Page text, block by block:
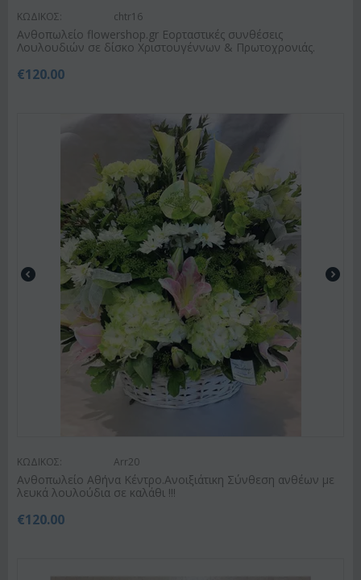
ΚΩΔΙΚΟΣ: chtr16
Ανθοπωλείο flowershop.gr Εορταστικές συνθέσεις
Λουλουδιών σε δίσκο Χριστουγέννων & Πρωτοχρονιάς.
€120.00
ΚΩΔΙΚΟΣ: Arr20
Ανθοπωλείο Αθήνα Κέντρο.Ανοιξιάτικη Σύνθεση ανθέων με
λευκά λουλούδια σε καλάθι !!!
€120.00